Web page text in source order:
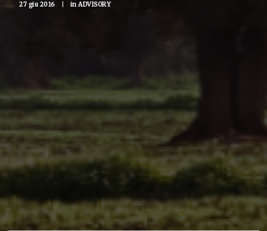
27 giu 2016 in ADVISORY